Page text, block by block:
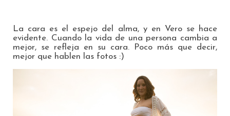
La cara es el espejo del alma, y en Vero se hace
evidente. Cuando la vida de una persona cambia a
mejor, se refleja en su cara. Poco más que decir,
mejor que hablen las fotos :)